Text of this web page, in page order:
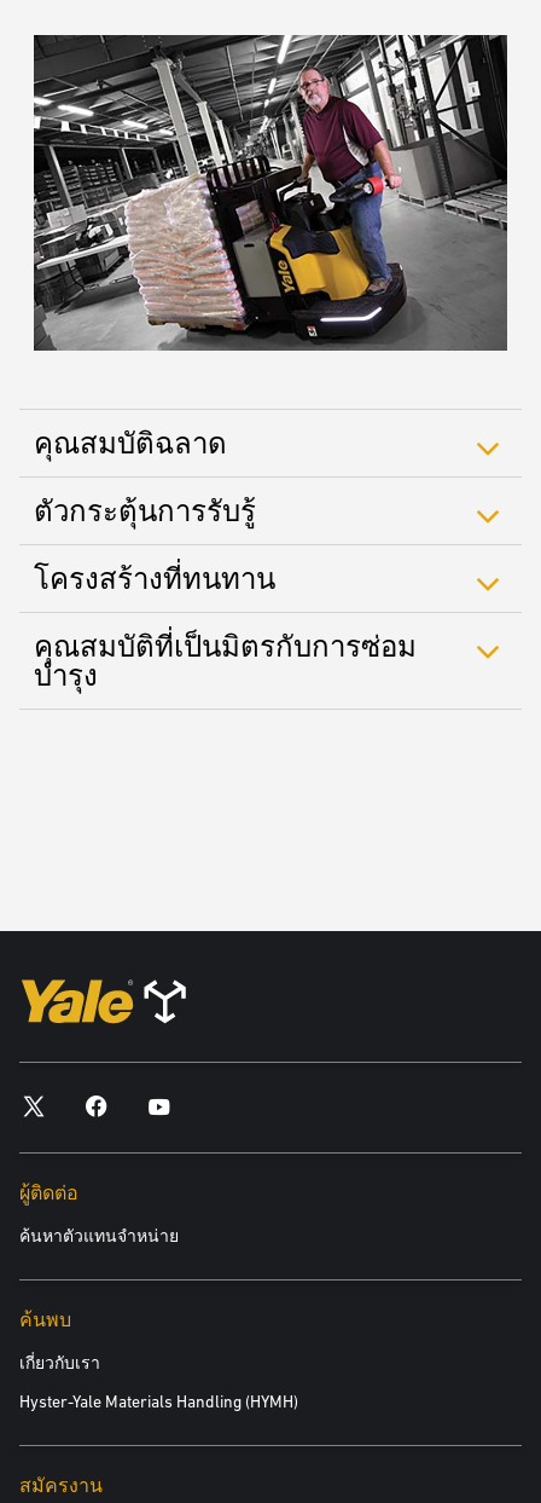
คุณสมบัติฉลาด
ตัวกระตุ้นการรับรู้
โครงสร้างที่ทนทาน
คุณสมบัติที่เป็นมิตรกับการซ่อม
บำรุง
ผู้ติดต่อ
ค้นหาตัวแทนจำหน่าย
ค้นพบ
เกี่ยวกับเรา
Hyster-Yale Materials Handling (HYMH)
สมัครงาน